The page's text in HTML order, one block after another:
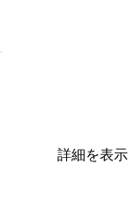
詳細を表示